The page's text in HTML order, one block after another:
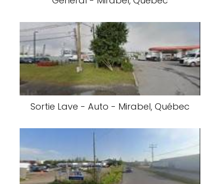
Sortie Lave - Auto - Mirabel, Québec